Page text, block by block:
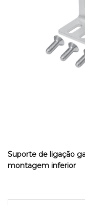
Suporte de ligação
montagem inferior